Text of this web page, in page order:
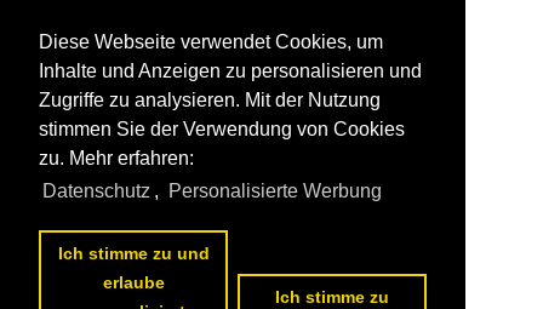
Diese Webseite verwendet Cookies, um
Inhalte und Anzeigen zu personalisieren und
Zugriffe zu analysieren. Mit der Nutzung
stimmen Sie der Verwendung von Cookies
zu. Mehr erfahren:
Datenschutz , Personalisierte Werbung
Ich stimme zu und
erlaube
Ich stimme zu